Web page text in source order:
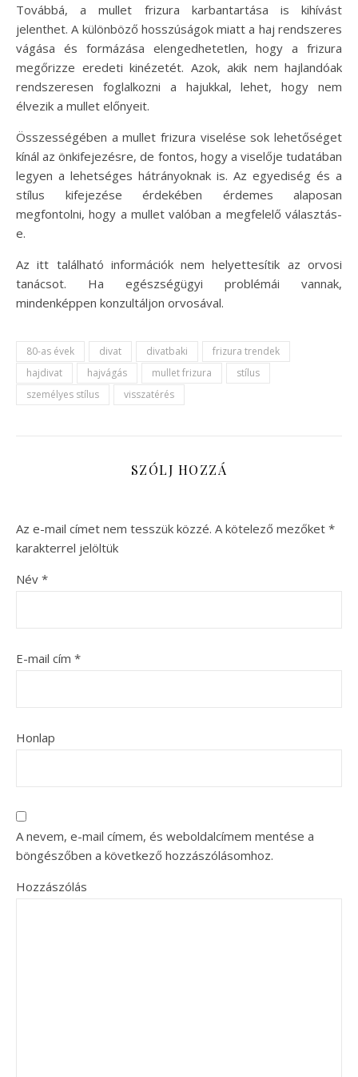
Továbbá, a mullet frizura karbantartása is kihívást
jelenthet. A különböző hosszúságok miatt a haj rendszeres
vágása és formázása elengedhetetlen, hogy a frizura
megőrizze eredeti kinézetét. Azok, akik nem hajlandóak
rendszeresen foglalkozni a hajukkal, lehet, hogy nem
élvezik a mullet előnyeit.
Összességében a mullet frizura viselése sok lehetőséget
kínál az önkifejezésre, de fontos, hogy a viselője tudatában
legyen a lehetséges hátrányoknak is. Az egyediség és a
stílus kifejezése érdekében érdemes alaposan
megfontolni, hogy a mullet valóban a megfelelő választás-
e.
Az itt található információk nem helyettesítik az orvosi
tanácsot. Ha egészségügyi problémái vannak,
mindenképpen konzultáljon orvosával.
80-as évek divat divatbaki
frizura trendek
hajdivat
hajvágás mullet frizura
stílus
személyes stílus
visszatérés
SZÓLJ HOZZÁ
Az e-mail címet nem tesszük közzé. A kötelező mezőket *
karakterrel jelöltük
Név *
E-mail cím *
Honlap
A nevem, e-mail címem, és weboldalcímem mentése a
böngészőben a következő hozzászólásomhoz.
Hozzászólás